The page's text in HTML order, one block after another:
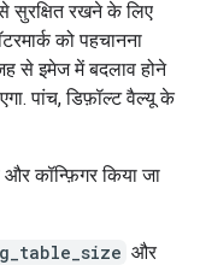
सुरक्षित रखने के लिए
को पहचानना
से इमेज में बदलाव होने
पांच, डिफ़ॉल्ट वैल्यू के
और कॉन्फ़िगर किया जा
और